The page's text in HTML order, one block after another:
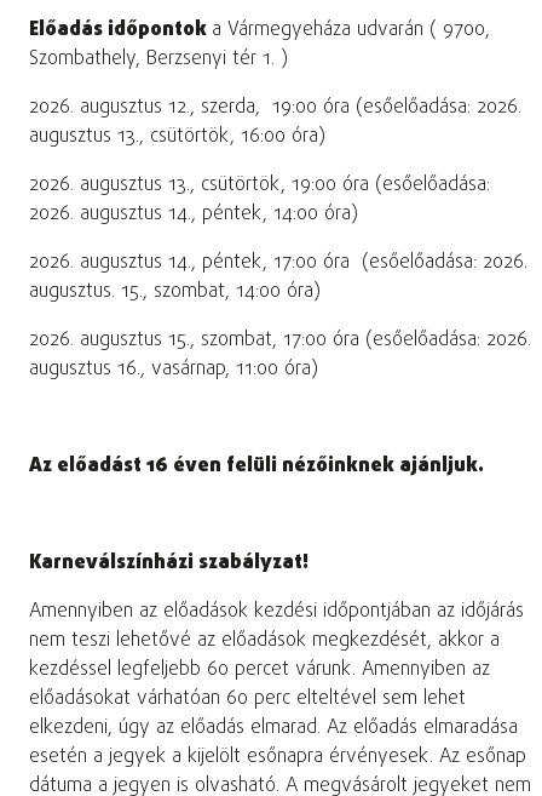
Előadás időpontok a Vármegyeháza udvarán ( 9700,
Szombathely, Berzsenyi tér 1. )
2026. augusztus 12., szerda, 19:00 óra (esőelőadása: 2026.
augusztus 13., csütörtök, 16:00 óra)
2026. augusztus 13., csütörtök, 19:00 óra (esőelőadása:
2026. augusztus 14., péntek, 14:00 óra)
2026. augusztus 14., péntek, 17:00 óra (esőelőadása: 2026.
augusztus. 15., szombat, 14:00 óra)
2026. augusztus 15., szombat, 17:00 óra (esőelőadása: 2026.
augusztus 16., vasárnap, 11:00 óra)
Az előadást 16 éven felüli nézőinknek ajánljuk.
Karneválszínházi szabályzat!
Amennyiben az előadások kezdési időpontjában az időjárás
nem teszi lehetővé az előadások megkezdését, akkor a
kezdéssel legfeljebb 60 percet várunk. Amennyiben az
előadásokat várhatóan 60 perc elteltével sem lehet
elkezdeni, úgy az előadás elmarad. Az előadás elmaradása
esetén a jegyek a kijelölt esőnapra érvényesek. Az esőnap
dátuma a jegyen is olvasható. A megvásárolt jegyeket nem